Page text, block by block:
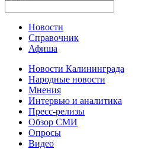
Новости
Справочник
Афиша
Новости Калининграда
Народные новости
Мнения
Интервью и аналитика
Пресс-релизы
Обзор СМИ
Опросы
Видео